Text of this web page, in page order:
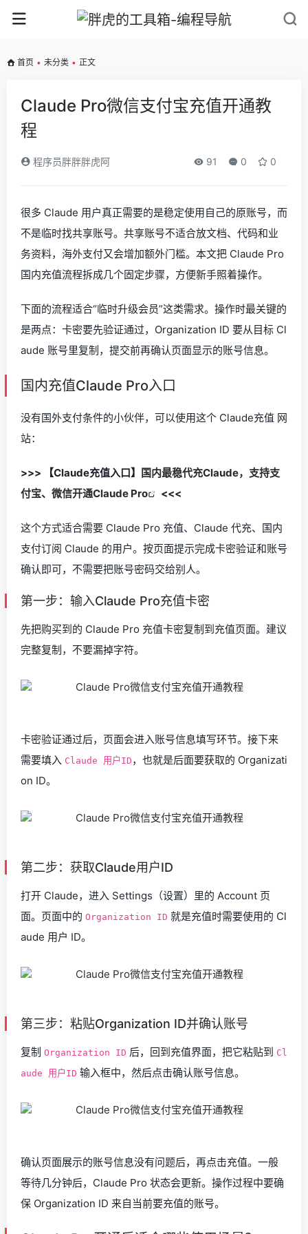
首页 • 未分类 • 正文
Claude Pro微信支付宝充值开通教
程
程序员胖胖胖虎阿 91 0 0
很多 Claude 用户真正需要的是稳定使用自己的原账号，而
不是临时找共享账号。共享账号不适合放文档、代码和业
务资料，海外支付又会增加额外门槛。本文把 Claude Pro
国内充值流程拆成几个固定步骤，方便新手照着操作。
下面的流程适合“临时升级会员”这类需求。操作时最关键的
是两点：卡密要先验证通过，Organization ID 要从目标 Cl
aude 账号里复制，提交前再确认页面显示的账号信息。
国内充值Claude Pro入口
没有国外支付条件的小伙伴，可以使用这个 Claude充值 网
站：
>>> 【Claude充值入口】 国内最稳代充Claude，支持支
付宝、微信开通Claude Pro
<<<
这个方式适合需要 Claude Pro 充值、Claude 代充、国内
支付订阅 Claude 的用户。按页面提示完成卡密验证和账号
确认即可，不需要把账号密码交给别人。
第一步：输入Claude Pro充值卡密
先把购买到的 Claude Pro 充值卡密复制到充值页面。建议
完整复制，不要漏掉字符。
卡密验证通过后，页面会进入账号信息填写环节。接下来
需要填入 Claude 用户ID ，也就是后面要获取的 Organizati
on ID。
第二步：获取Claude用户ID
打开 Claude，进入 Settings（设置）里的 Account 页
面。页面中的 Organization ID 就是充值时需要使用的 Cl
aude 用户 ID。
第三步：粘贴Organization ID并确认账号
复制 Organization ID 后，回到充值界面，把它粘贴到 Cl
aude 用户ID 输入框中，然后点击确认账号信息。
确认页面展示的账号信息没有问题后，再点击充值。一般
等待几分钟后，Claude Pro 状态会更新。操作过程中要确
保 Organization ID 来自当前要充值的账号。